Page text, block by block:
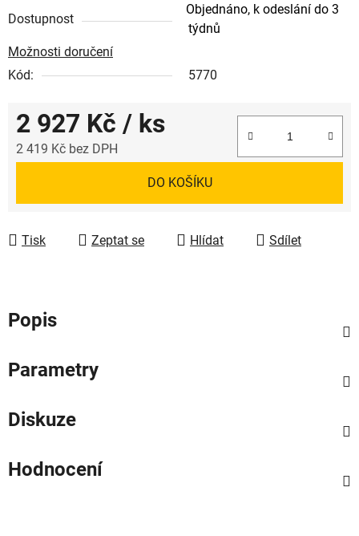
Dostupnost
Objednáno, k odeslání do 3
týdnů
Možnosti doručení
Kód:
5770
2 927 Kč / ks
2 419 Kč bez DPH
DO KOŠÍKU
Tisk Zeptat se Hlídat Sdílet
Popis
Parametry
Diskuze
Hodnocení